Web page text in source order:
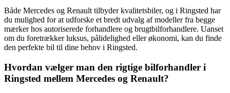
Både Mercedes og Renault tilbyder kvalitetsbiler, og i Ringsted har
du mulighed for at udforske et bredt udvalg af modeller fra begge
mærker hos autoriserede forhandlere og brugtbilforhandlere. Uanset
om du foretrækker luksus, pålidelighed eller økonomi, kan du finde
den perfekte bil til dine behov i Ringsted.
Hvordan vælger man den rigtige bilforhandler i
Ringsted mellem Mercedes og Renault?